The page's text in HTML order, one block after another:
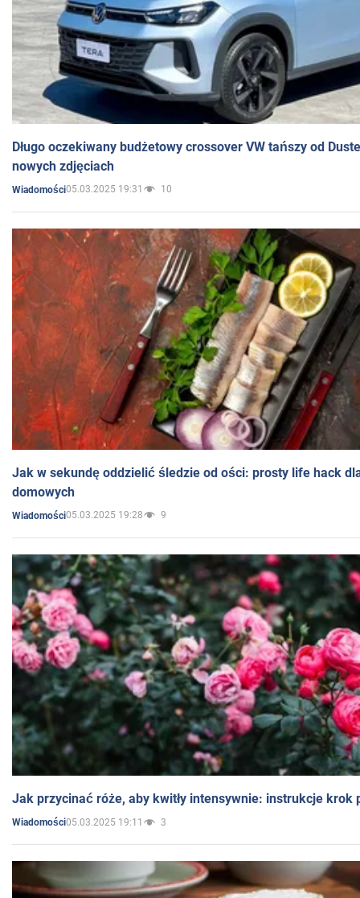
Długo oczekiwany budżetowy crossover VW tańszy od
nowych zdjęciach
Wiadomości05.03.2025 19:31 10
Jak w sekundę oddzielić śledzie od ości: prosty life hack
domowych
Wiadomości05.03.2025 19:28 9
Jak przycinać róże, aby kwitły intensywnie: instrukcje krok
Wiadomości05.03.2025 19:11 3